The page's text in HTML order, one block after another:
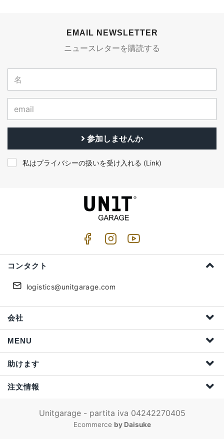
EMAIL NEWSLETTER
ニュースレターを購読する
参加しませんか
私はプライバシーの扱いを受け入れる (Link)
コンタクト
logistics@unitgarage.com
会社
MENU
助けます
注文情報
Unitgarage - partita iva 04242270405
Ecommerce by Daisuke